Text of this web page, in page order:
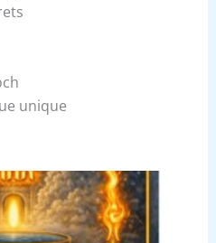
unique